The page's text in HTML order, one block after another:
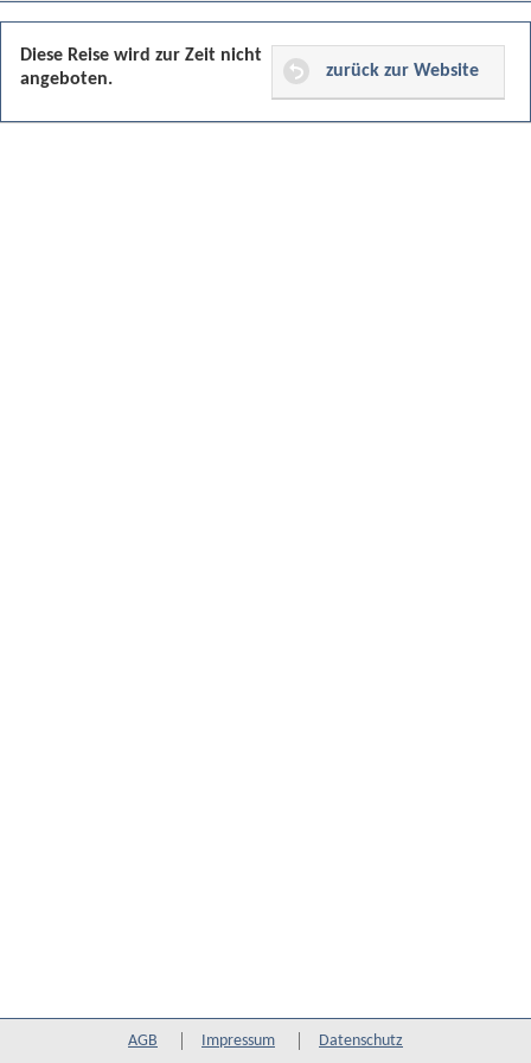
Diese Reise wird zur Zeit nicht
angeboten.
zurück zur Website
AGB Impressum Datenschutz